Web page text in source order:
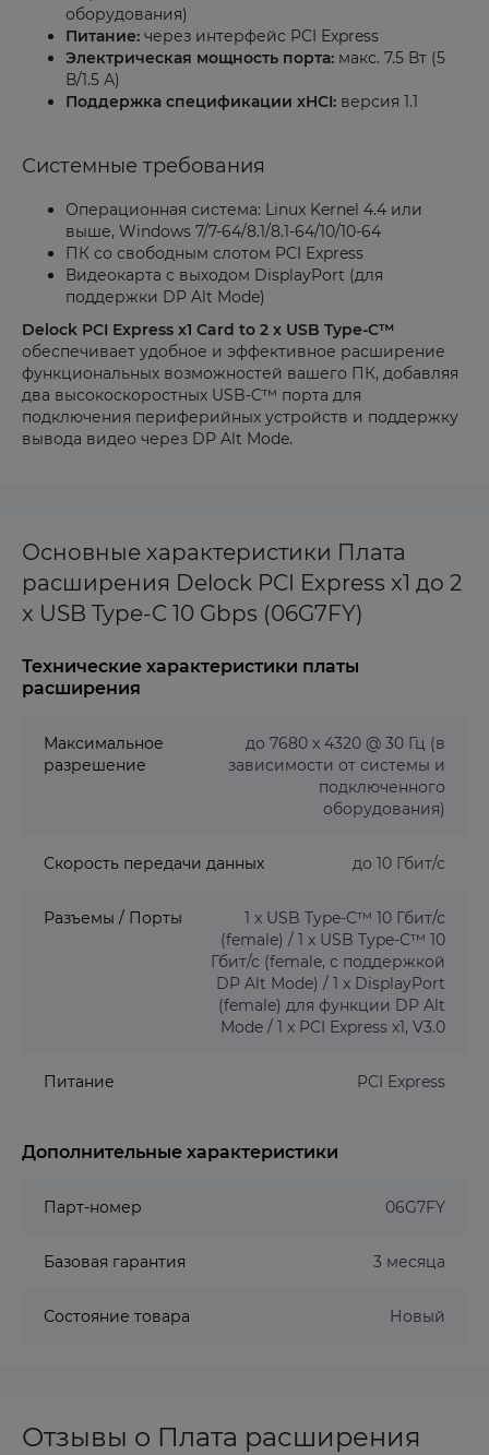
оборудования)
Питание: через интерфейс PCI Express
Электрическая мощность порта: макс. 7.5 Вт (5
В/1.5 А)
Поддержка спецификации xHCI: версия 1.1
Системные требования
Операционная система: Linux Kernel 4.4 или
выше, Windows 7/7-64/8.1/8.1-64/10/10-64
ПК со свободным слотом PCI Express
Видеокарта с выходом DisplayPort (для
поддержки DP Alt Mode)
Delock PCI Express x1 Card to 2 x USB Type-C™
обеспечивает удобное и эффективное расширение
функциональных возможностей вашего ПК, добавляя
два высокоскоростных USB-C™ порта для
подключения периферийных устройств и поддержку
вывода видео через DP Alt Mode.
Основные характеристики Плата
расширения Delock PCI Express x1 до 2
x USB Type-C 10 Gbps (06G7FY)
Технические характеристики платы
расширения
Максимальное
разрешение
до 7680 x 4320 @ 30 Гц (в
зависимости от системы и
подключенного
оборудования)
Скорость передачи данных до 10 Гбит/с
Разъемы / Порты
1 x USB Type-C™ 10 Гбит/с
(female) / 1 x USB Type-C™ 10
Гбит/с (female, с поддержкой
DP Alt Mode) / 1 x DisplayPort
(female) для функции DP Alt
Mode / 1 x PCI Express x1, V3.0
Питание PCI Express
Дополнительные характеристики
Парт-номер 06G7FY
Базовая гарантия 3 месяца
Состояние товара Новый
Отзывы о Плата расширения